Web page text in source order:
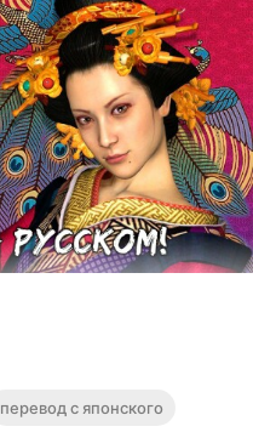
перевод с японского